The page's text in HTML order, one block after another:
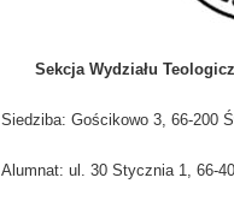
Sekcja Wydziału
Siedziba: Gościkowo 3, 66-200
Alumnat: ul. 30 Stycznia 1, 66-